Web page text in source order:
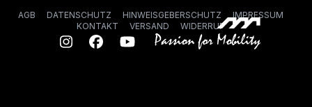
AGB DATENSCHUTZ HINWEISGEBERSCHUTZ
IMPRESSUM
KONTAKT
VERSAND WIDERRUF